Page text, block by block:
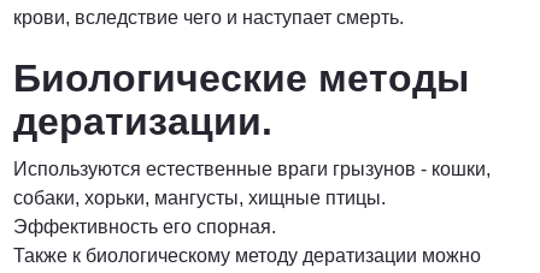
крови, вследствие чего и наступает смерть.
Биологические методы
дератизации.
Используются естественные враги грызунов - кошки,
собаки, хорьки, мангусты, хищные птицы.
Эффективность его спорная.
Также к биологическому методу дератизации можно